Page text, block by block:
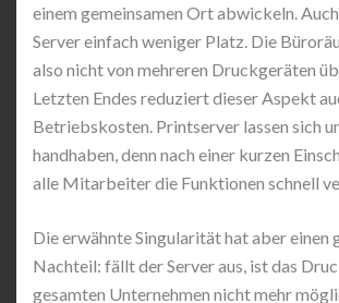
einem gemeinsamen Ort abwickeln.
Server einfach weniger Platz. Die
also nicht von mehreren Druckgeräten
Letzten Endes reduziert dieser Aspekt
Betriebskosten. Printserver lassen sich
handhaben, denn nach einer kurzen
alle Mitarbeiter die Funktionen schnell
Die erwähnte Singularität hat aber einen
Nachteil: fällt der Server aus, ist das
gesamten Unternehmen nicht mehr